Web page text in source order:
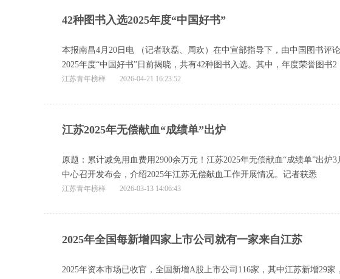
42种图书入选2025年度“中国好书”
本报南昌4月20日电 （记者耿磊、周欢）在中宣部指导下，由中国图书评
2025年度“中国好书”日前揭晓，共有42种图书入选。其中，年度荣誉图书2
江苏青年榜样 2026-04-21 16:23:52
江苏2025年无偿献血“成绩单”出炉
原题：累计减免用血费用2900余万元！江苏2025年无偿献血“成绩单”出炉
中心召开发布会，介绍2025年江苏无偿献血工作开展情况。记者获悉
江苏青年榜样 2026-03-13 14:06:43
2025年全国每新增四家上市公司就有一家来自江苏
2025年资本市场已收官，全国新增A股上市公司116家，其中江苏新增29家